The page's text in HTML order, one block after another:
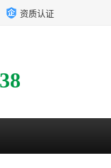
资质认证